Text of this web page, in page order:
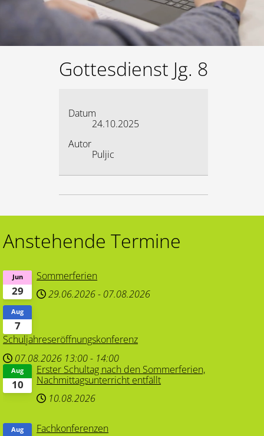
Gottesdienst Jg. 8
Datum
24.10.2025
Autor
Puljic
Anstehende Termine
29
Jun
Sommerferien
29.06.2026- 07.08.2026
7
Aug
Schuljahreseröffnungskonferenz
07.08.2026 13:00- 14:00
10
Aug
Erster Schultag nach den Sommerferien,
Nachmittagsunterricht entfällt
10.08.2026
Aug
Fachkonferenzen